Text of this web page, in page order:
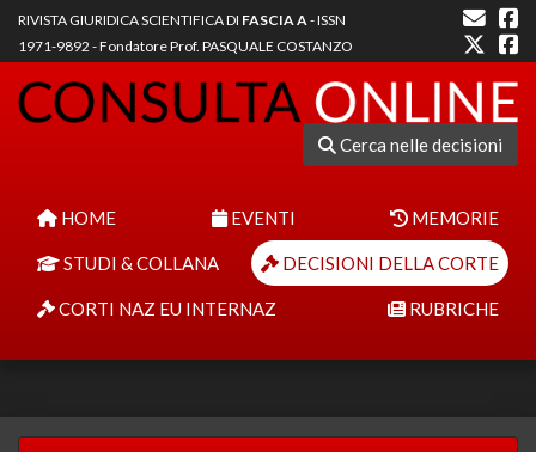
RIVISTA GIURIDICA SCIENTIFICA DI FASCIA A- ISSN
1971-9892 - Fondatore Prof. PASQUALE COSTANZO
Cerca nelle decisioni
HOME EVENTI MEMORIE
STUDI & COLLANA DECISIONI DELLA CORTE
CORTI NAZ EU INTERNAZ RUBRICHE